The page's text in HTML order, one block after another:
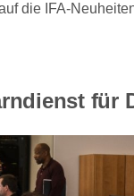
die IFA-
für